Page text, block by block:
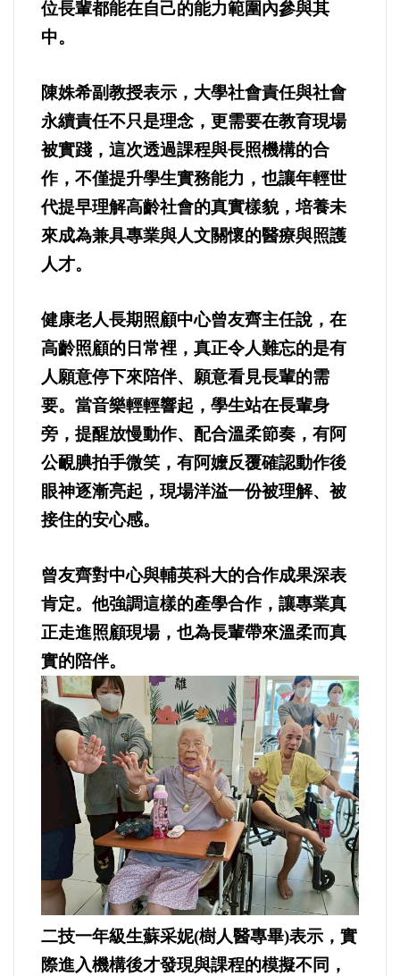
好人好事/人物介紹
位長輩都能在自己的能力範圍內參與其
中。
陳姝希副教授表示，大學社會責任與社會
永續責任不只是理念，更需要在教育現場
被實踐，這次透過課程與長照機構的合
作，不僅提升學生實務能力，也讓年輕世
代提早理解高齡社會的真實樣貌，培養未
來成為兼具專業與人文關懷的醫療與照護
人才。
健康老人長期照顧中心曾友齊主任說，在
高齡照顧的日常裡，真正令人難忘的是有
人願意停下來陪伴、願意看見長輩的需
要。當音樂輕輕響起，學生站在長輩身
旁，提醒放慢動作、配合溫柔節奏，有阿
公靦腆拍手微笑，有阿嬤反覆確認動作後
眼神逐漸亮起，現場洋溢一份被理解、被
接住的安心感。
曾友齊對中心與輔英科大的合作成果深表
肯定。他強調這樣的產學合作，讓專業真
正走進照顧現場，也為長輩帶來溫柔而真
實的陪伴。
二技一年級生蘇采妮(樹人醫專畢)表示，實
際進入機構後才發現與課程的模擬不同，